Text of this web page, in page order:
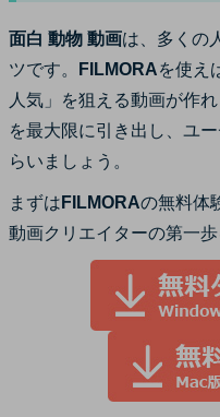
面白 動物 動画は、多くの
ツです。
FILMORAを使え
人気」を狙える動画が作
を最大限に引き出し、ユ
らいましょう。
まずは FILMORAの無料体
動画クリエイターの第一